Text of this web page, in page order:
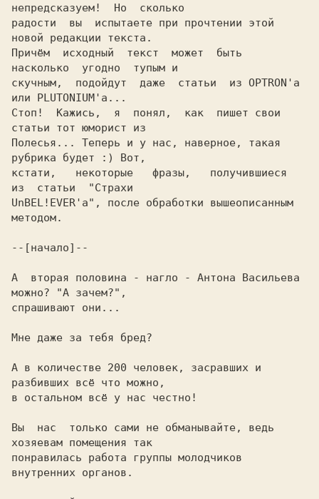
непредсказуем!  Но  сколько
радости  вы  испытаете при прочтении этой
новой редакции текста.
Причём  исходный  текст  может  быть
насколько  угодно  тупым и
скучным,  подойдут  даже  статьи  из OPTRON'а
или PLUTONIUM'а...
Стоп!  Кажись,  я  понял,  как  пишет свои
статьи тот юморист из
Полесья... Теперь и у нас, наверное, такая
рубрика будет :) Вот,
кстати,   некоторые   фразы,   получившиеся
из  статьи  "Страхи
UnBEL!EVER'а", после обработки вышеописанным
методом.
--[начало]--
А  вторая половина - нагло - Антона Васильева
можно? "А зачем?",
спрашивают они...
Мне даже за тебя бред?
А в количестве 200 человек, засравших и
разбивших всё что можно,
в остальном всё у нас честно!
Вы  нас  только сами не обманывайте, ведь
хозяевам помещения так
понравилась работа группы молодчиков
внутренних органов.